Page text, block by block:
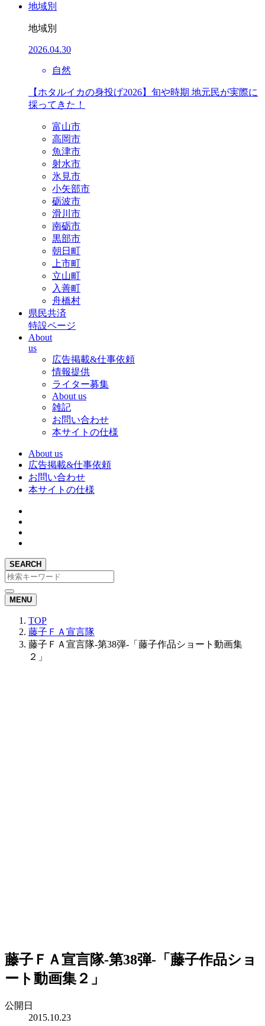
地域別
地域別
2026.04.30
自然
【ホタルイカの身投げ2026】旬や時期 地元民が実際に
採ってきた！
富山市
高岡市
魚津市
射水市
氷見市
小矢部市
砺波市
滑川市
南砺市
黒部市
朝日町
上市町
立山町
入善町
舟橋村
県民共済
特設ページ
About
us
広告掲載&仕事依頼
情報提供
ライター募集
About us
雑記
お問い合わせ
本サイトの仕様
About us
広告掲載&仕事依頼
お問い合わせ
本サイトの仕様
SEARCH
MENU
TOP
藤子ＦＡ宣言隊
藤子ＦＡ宣言隊-第38弾-「藤子作品ショート動画集
２」
藤子ＦＡ宣言隊-第38弾-「藤子作品ショ
ート動画集２」
公開日
2015.10.23